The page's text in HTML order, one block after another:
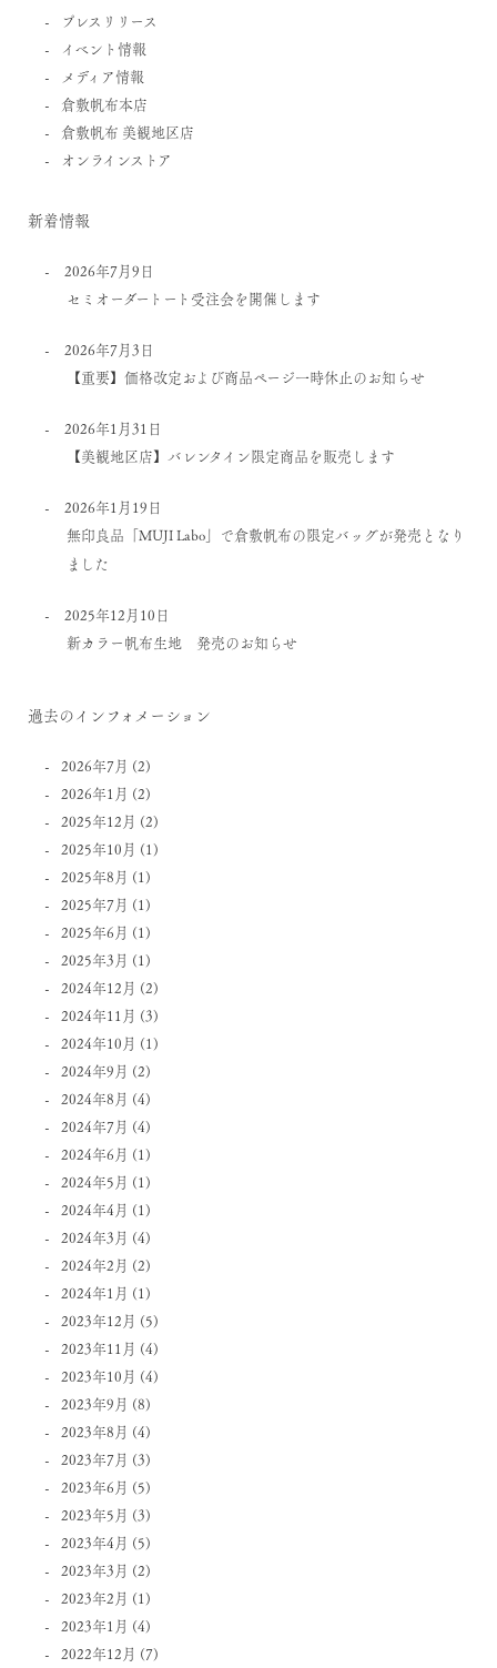
プレスリリース
イベント情報
メディア情報
倉敷帆布本店
倉敷帆布 美観地区店
オンラインストア
新着情報
2026年7月9日
セミオーダートート受注会を開催します
2026年7月3日
【重要】価格改定および商品ページ一時休止のお知らせ
2026年1月31日
【美観地区店】バレンタイン限定商品を販売します
2026年1月19日
無印良品「MUJI Labo」で倉敷帆布の限定バッグが発売となり
ました
2025年12月10日
新カラー帆布生地 発売のお知らせ
過去のインフォメーション
2026年7月 (2)
2026年1月 (2)
2025年12月 (2)
2025年10月 (1)
2025年8月 (1)
2025年7月 (1)
2025年6月 (1)
2025年3月 (1)
2024年12月 (2)
2024年11月 (3)
2024年10月 (1)
2024年9月 (2)
2024年8月 (4)
2024年7月 (4)
2024年6月 (1)
2024年5月 (1)
2024年4月 (1)
2024年3月 (4)
2024年2月 (2)
2024年1月 (1)
2023年12月 (5)
2023年11月 (4)
2023年10月 (4)
2023年9月 (8)
2023年8月 (4)
2023年7月 (3)
2023年6月 (5)
2023年5月 (3)
2023年4月 (5)
2023年3月 (2)
2023年2月 (1)
2023年1月 (4)
2022年12月 (7)